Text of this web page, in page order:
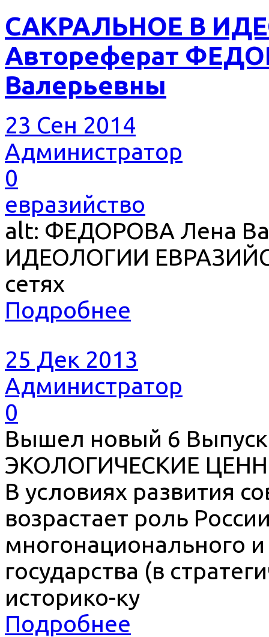
САКРАЛЬНОЕ В
Автореферат
Валерьевны
23 Сен 2014
Администратор
0
евразийство
alt: ФЕДОРОВА Лена
ИДЕОЛОГИИ
сетях
Подробнее
25 Дек 2013
Администратор
0
Вышел новый 6
ЭКОЛОГИЧЕСКИЕ
В условиях развития
возрастает роль
многонационального
государства (в
историко-ку
Подробнее